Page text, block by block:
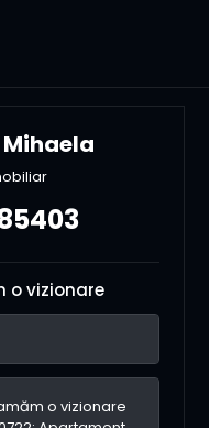
o vizionare